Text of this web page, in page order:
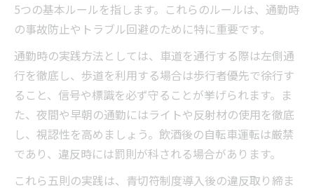
5つの基本ルールを指します。これらのルールは、通勤時
の事故防止やトラブル回避のために特に重要です。
通勤時の実践方法としては、車道を通行する際は左側通
行を徹底し、歩道を利用する場合は歩行者優先で徐行す
ること、信号や標識を必ず守ることが挙げられます。ま
た、夜間や早朝の通勤にはライトや反射材の使用を徹底
し、視認性を高めましょう。飲酒後の自転車運転は厳禁
であり、違反時には罰則が科される場合があります。
これら五則の実践は、青切符制度導入後の違反取り締ま